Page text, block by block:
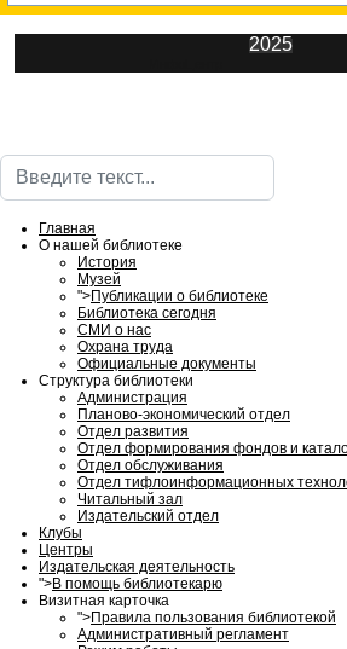
2025
Поиск
Главная
О нашей библиотеке
История
Музей
">Публикации о библиотеке
Библиотека сегодня
СМИ о нас
Охрана труда
Официальные документы
Структура библиотеки
Администрация
Планово-экономический отдел
Отдел развития
Отдел формирования фондов и
Отдел обслуживания
Отдел тифлоинформационных
Читальный зал
Издательский отдел
Клубы
Центры
Издательская деятельность
">В помощь библиотекарю
Визитная карточка
">Правила пользования библиотекой
Административный регламент